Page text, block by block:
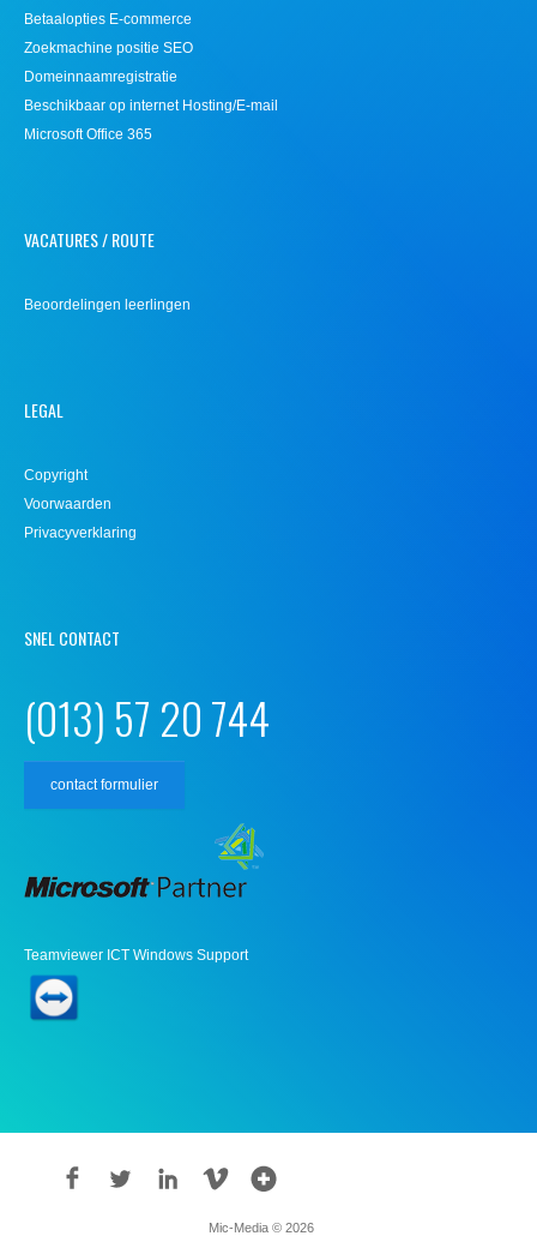
Betaalopties E-commerce
Zoekmachine positie SEO
Domeinnaamregistratie
Beschikbaar op internet Hosting/E-mail
Microsoft Office 365
VACATURES / ROUTE
Beoordelingen leerlingen
LEGAL
Copyright
Voorwaarden
Privacyverklaring
SNEL CONTACT
(013) 57 20 744
contact formulier
Teamviewer ICT Windows Support
Mic-Media © 2026